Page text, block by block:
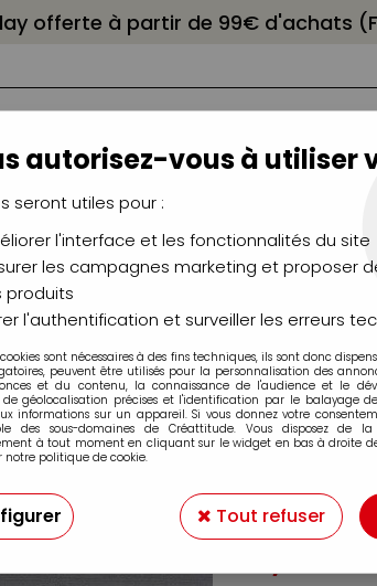
offerte à partir de 99€ d'achats
CHÂSSIS
CHEVALETS
AÉROGRAPHIE
MODÉLISME
>Papier UNI>BAZZILL CINDER CENDRE
BAZZILL
Soyez le
0,95
autorisez-vous à utiliser
seront utiles pour :
l'interface et les fonctionnalités du site
les campagnes marketing et proposer
produits
l'authentification et surveiller les erreurs
sont nécessaires à des fins techniques, ils sont donc
peuvent être utilisés pour la personnalisation des
et du contenu, la connaissance de l'audience et le
de géolocalisation précises et l'identification par le balayage
informations sur un appareil. Si vous donnez votre
des sous-domaines de Créattitude. Vous disposez de
à tout moment en cliquant sur le widget en bas à droite
notre politique de cookie.
Tout refuser